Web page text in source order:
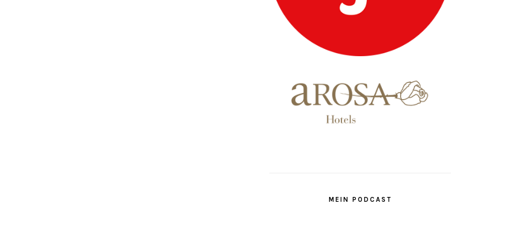
MEIN PODCAST